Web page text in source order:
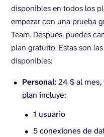
disponibles en todos los
empezar con una prueba
Team. Después, puedes
plan gratuito. Estas son
disponibles:
Personal: 24 $ al
plan incluye:
1 usuario
5 conexiones de